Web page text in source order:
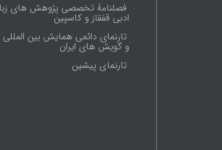
فصلنامۀ تخصصی پژوهش های
ادبی قفقاز و کاسپین
تارنمای دائمی همایش بین المللی
و گویش های ایران
تارنماى پيشين